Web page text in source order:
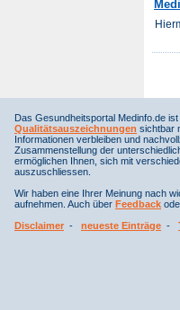
Das Gesundheitsportal Medinfo.de
Qualitätsauszeichnungen sichtbar
Informationen verbleiben und
Zusammenstellung der
ermöglichen Ihnen, sich mit
auszuschliessen.
Wir haben eine Ihrer Meinung nach
aufnehmen. Auch über Feedback
Disclaimer - neueste Einträge -